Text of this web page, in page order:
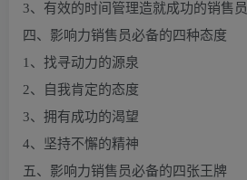
3、有效的时间管理造就成功的销售员
四、影响力销售员必备的四种态度
1、找寻动力的源泉
2、自我肯定的态度
3、拥有成功的渴望
4、坚持不懈的精神
五、影响力销售员必备的四张王牌